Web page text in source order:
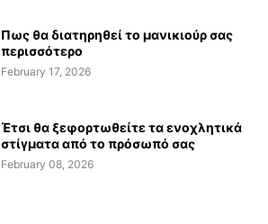
Πως θα διατηρηθεί το μανικιούρ σας
περισσότερο
February 17, 2026
Έτσι θα ξεφορτωθείτε τα ενοχλητικά
στίγματα από το πρόσωπό σας
February 08, 2026